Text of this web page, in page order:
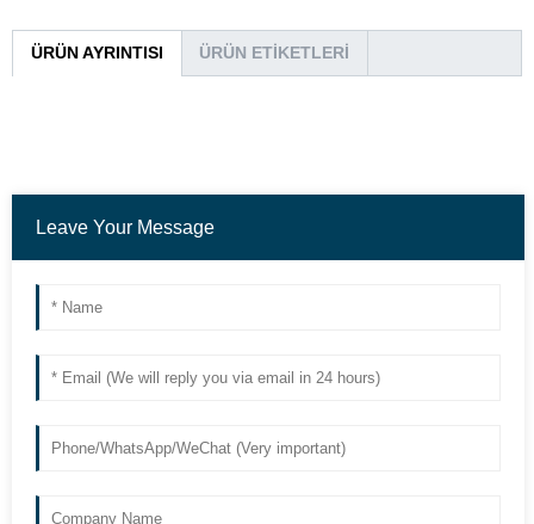
ÜRÜN AYRINTISI ÜRÜN ETIKETLERI